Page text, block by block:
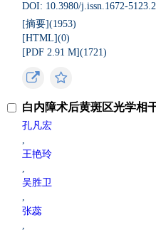
DOI: 10.3980/j.issn.1672-
[摘要](1953)
[HTML](0)
[PDF 2.91 M](1721)
白内障术后黄斑区光学相
孔凡宏
,
王艳玲
,
吴胜卫
,
张蕊
,